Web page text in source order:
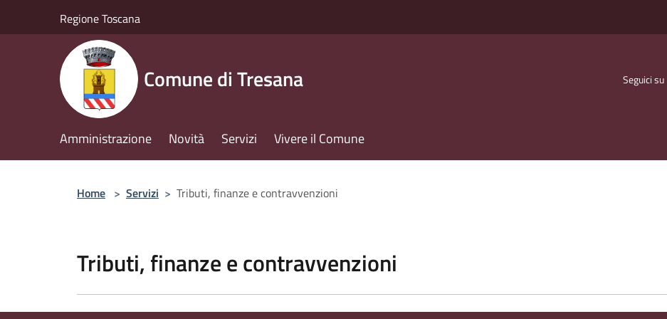
Regione Toscana
Comune di Tresana Seguici su
Amministrazione Novità Servizi Vivere il Comune
Home > Servizi > Tributi, finanze e contravvenzioni
Tributi, finanze e contravvenzioni